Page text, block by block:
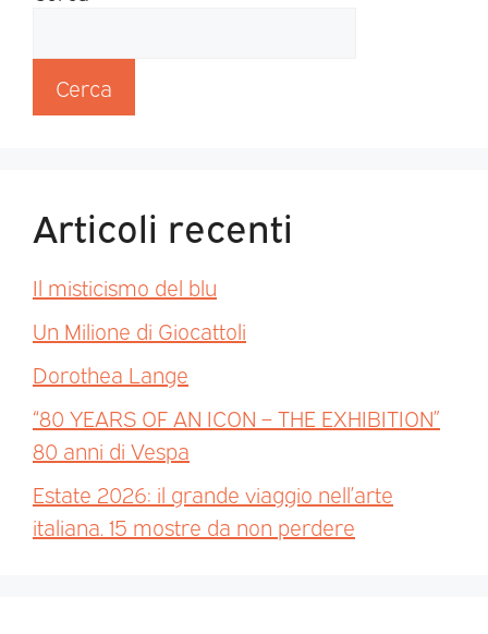
Cerca
Articoli recenti
Il misticismo del blu
Un Milione di Giocattoli
Dorothea Lange
“80 YEARS OF AN ICON – THE EXHIBITION”
80 anni di Vespa
Estate 2026: il grande viaggio nell’arte
italiana. 15 mostre da non perdere